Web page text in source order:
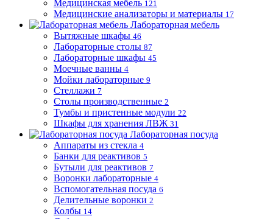
Медицинская мебель 121
Медицинские анализаторы и материалы 17
Лабораторная мебель
Вытяжные шкафы 46
Лабораторные столы 87
Лабораторные шкафы 45
Моечные ванны 4
Мойки лабораторные 9
Стеллажи 7
Столы производственные 2
Тумбы и пристенные модули 22
Шкафы для хранения ЛВЖ 31
Лабораторная посуда
Аппараты из стекла 4
Банки для реактивов 5
Бутыли для реактивов 7
Воронки лабораторные 4
Вспомогательная посуда 6
Делительные воронки 2
Колбы 14